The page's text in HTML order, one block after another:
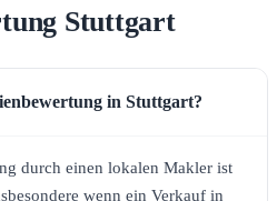
Stuttgart
in Stuttgart?
durch einen lokalen Makler ist
wenn ein Verkauf in